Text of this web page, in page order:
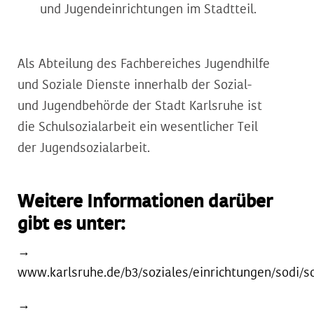
und Jugendeinrichtungen im Stadtteil.
Als Abteilung des Fachbereiches Jugendhilfe
und Soziale Dienste innerhalb der Sozial-
und Jugendbehörde der Stadt Karlsruhe ist
die Schulsozialarbeit ein wesentlicher Teil
der Jugendsozialarbeit.
Weitere Informationen darüber
gibt es unter:
→
www.karlsruhe.de/b3/soziales/einrichtungen/sodi/
→